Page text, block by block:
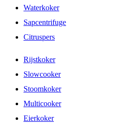
Waterkoker
Sapcentrifuge
Citruspers
Rijstkoker
Slowcooker
Stoomkoker
Multicooker
Eierkoker